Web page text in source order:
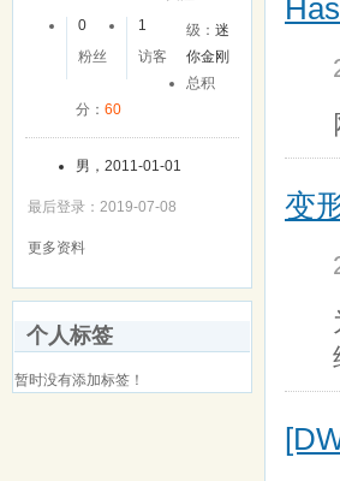
0
粉丝
1
访客
级：迷
你金刚
总积
分： 60
男，2011-01-01
最后登录：2019-07-08
更多资料
个人标签
暂时没有添加标签！
变